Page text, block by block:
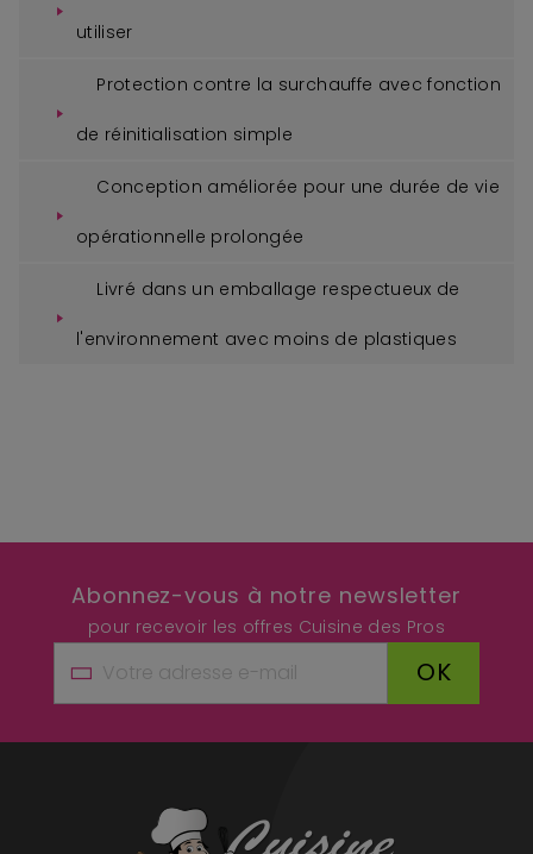
utiliser
Protection contre la surchauffe avec fonction
de réinitialisation simple
Conception améliorée pour une durée de vie
opérationnelle prolongée
Livré dans un emballage respectueux de
l'environnement avec moins de plastiques
Abonnez-vous à notre newsletter
pour recevoir les offres Cuisine des Pros
OK